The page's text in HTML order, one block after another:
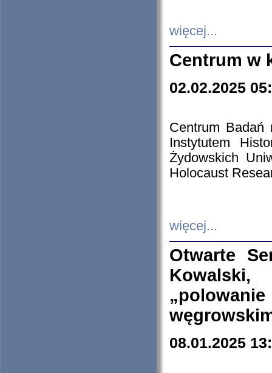
więcej...
Centrum w
02.02.2025
Centrum Badań
Instytutem
Żydowskich
Holocaust
więcej...
Otwarte
08.01.2025